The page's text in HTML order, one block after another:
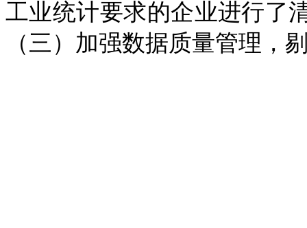
工业统计要求的企业进行了
（三）加强数据质量管理，